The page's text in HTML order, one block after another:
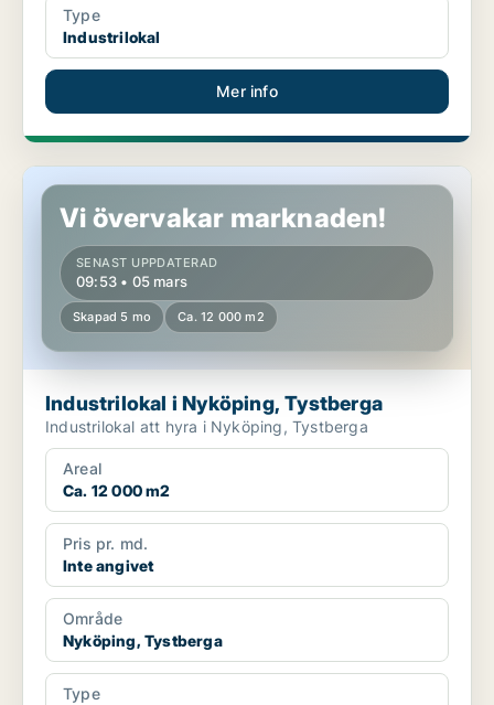
Type
Industrilokal
Mer info
Industrilokal i Nyköping, Tystberga
Vi övervakar marknaden!
SENAST UPPDATERAD
09:53 • 05 mars
Skapad 5 mo Ca. 12 000 m2
Industrilokal i Nyköping, Tystberga
Industrilokal att hyra i Nyköping, Tystberga
Areal
Ca. 12 000 m2
Pris pr. md.
Inte angivet
Område
Nyköping, Tystberga
Type